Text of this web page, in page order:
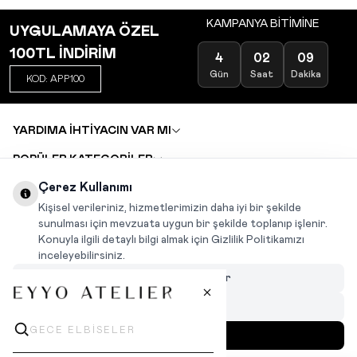
UYGULAMAYA ÖZEL
100TL İNDİRİM
KOD: APP100
KAMPANYA BİTİMİNE
4
Gün
02
Saat
09
Dakika
YARDIMA İHTİYACIN VAR MI
POPÜLER KATEGORİLER
DEĞİŞİM VE İADE TALEBİ
KARIYER
INSTAGRAM
Çerez Kullanımı
Kişisel verileriniz, hizmetlerimizin daha iyi bir şekilde
sunulması için mevzuata uygun bir şekilde toplanıp işlenir.
Konuyla ilgili detaylı bilgi almak için Gizlilik Politikamızı
inceleyebilirsiniz.
Çerezleri Özelleştir